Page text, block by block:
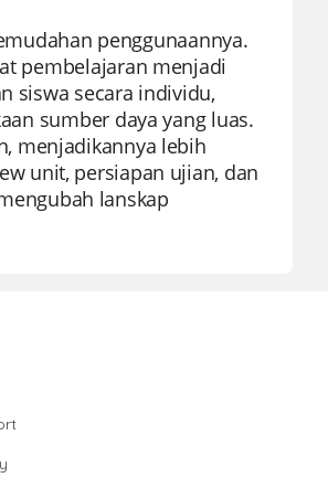
penggunaannya.
pembelajaran menjadi
siswa secara individu,
sumber daya yang luas.
menjadikannya lebih
unit, persiapan ujian, dan
lanskap